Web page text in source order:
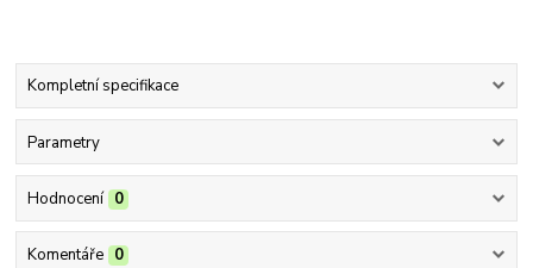
Kompletní specifikace
Parametry
Hodnocení 0
Komentáře 0